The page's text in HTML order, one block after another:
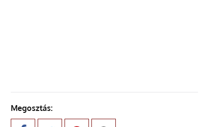
Megosztás: